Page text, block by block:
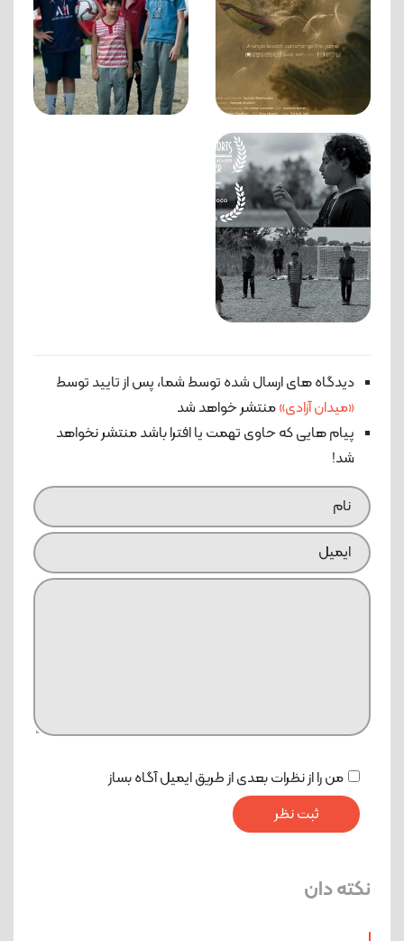
دیدگاه های ارسال شده توسط شما، پس از تایید توسط
«میدان آزادی»منتشر خواهد شد
پیام هایی که حاوی تهمت یا افترا باشد منتشر نخواهد
شد!
من را از نظرات بعدی از طریق ایمیل آگاه بساز
نکته دان